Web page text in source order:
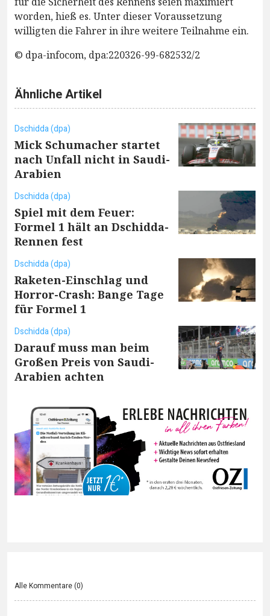
worden, hieß es. Unter dieser Voraussetzung
willigten die Fahrer in ihre weitere Teilnahme ein.
© dpa-infocom, dpa:220326-99-682532/2
Ähnliche Artikel
Dschidda (dpa)
Mick Schumacher startet
nach Unfall nicht in Saudi-
Arabien
Dschidda (dpa)
Spiel mit dem Feuer:
Formel 1 hält an Dschidda-
Rennen fest
Dschidda (dpa)
Raketen-Einschlag und
Horror-Crash: Bange Tage
für Formel 1
Dschidda (dpa)
Darauf muss man beim
Großen Preis von Saudi-
Arabien achten
Alle Kommentare (0)